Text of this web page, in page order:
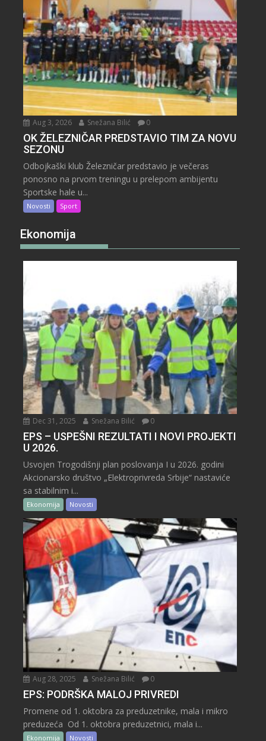
Aug 3, 2026 Snežana Bilić 0
OK ŽELEZNIČAR PREDSTAVIO TIM ZA NOVU
SEZONU
Odbojkaški klub Železničar predstavio je večeras
ponosno na prvom treningu u prelepom ambijentu
Sportske hale u...
Novosti Sport
Ekonomija
Dec 31, 2025 Snežana Bilić 0
EPS – USPEŠNI REZULTATI I NOVI PROJEKTI
U 2026.
Usvojen Trogodišnji plan poslovanja I u 2026. godini
Akcionarsko društvo „Elektroprivreda Srbije“ nastaviće
sa stabilnim i...
Ekonomija Novosti
Aug 28, 2025 Snežana Bilić 0
EPS: PODRŠKA MALOJ PRIVREDI
Promene od 1. oktobra za preduzetnike, mala i mikro
preduzeća Od 1. oktobra preduzetnici, mala i...
Ekonomija Novosti